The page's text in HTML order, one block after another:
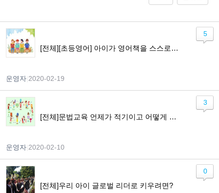
[전체][초등영어] 아이가 영어책을 스스로 읽기까지
운영자 2020-02-19
5
[전체]문법교육 언제가 적기이고 어떻게 가르쳐야 하나요?
운영자 2020-02-10
3
[전체]우리 아이 글로벌 리더로 키우려면?
0